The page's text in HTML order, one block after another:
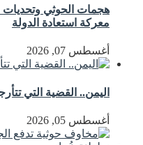
هجمات الحوثي
معركة استعادة الدولة
أغسطس 07, 2026
اليمن.. القضية التي
أغسطس 05, 2026